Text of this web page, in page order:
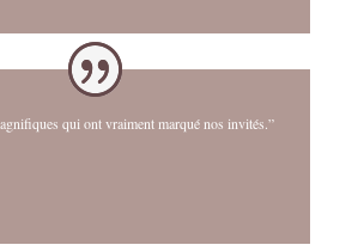
qui ont vraiment marqué nos invités.”